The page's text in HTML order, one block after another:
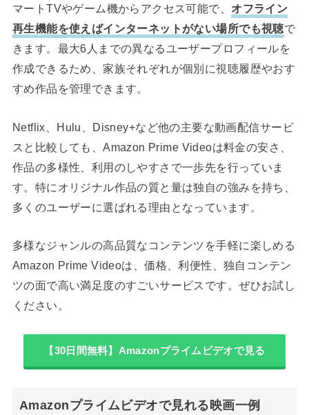
マートTVやゲーム機からアクセス可能で、 オフライン
再生機能を使えばインターネットがない場所でも視聴で
きます。最大6人までの異なるユーザープロフィールを
作成できるため、家族それぞれが個別に視聴履歴やおす
すめ作品を管理できます。
Netflix、Hulu、Disney+など他の主要な動画配信サービ
スと比較しても、Amazon Prime Videoは料金の安さ、
作品の多様性、利用のしやすさで一歩先を行っていま
す。特にオリジナル作品の質と量は独自の強みを持ち、
多くのユーザーに選ばれる理由となっています。
多様なジャンルの高品質なコンテンツを手軽に楽しめる
Amazon Prime Videoは、価格、利便性、独自コンテン
ツの面で高い満足度のすごいサービスです。ぜひお試し
ください。
【30日間無料】Amazonプライムビデオで見る
Amazonプライムビデオで見れる映画一例